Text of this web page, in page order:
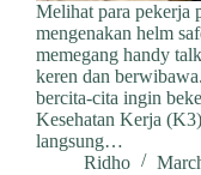
Melihat para pekerja
mengenakan helm
memegang handy
keren dan
bercita-cita ingin
Kesehatan Kerja
langsung…
Ridho